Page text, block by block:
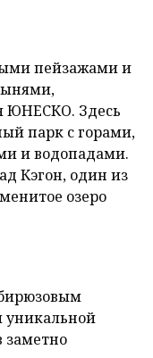
пейзажами и
ЮНЕСКО. Здесь
парк с горами,
и водопадами.
Кэгон, один из
озеро
заметно